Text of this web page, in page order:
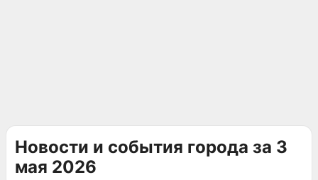
Новости и события города за 3
мая 2026